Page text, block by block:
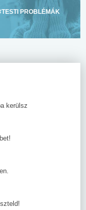
PROBLÉMÁK
kerülsz